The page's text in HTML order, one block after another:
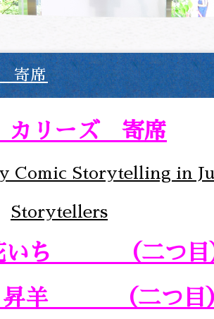
寄席
リーズ 寄席
Comic Storytelling in
Storytellers
いち （二つ目
昇羊 （二つ目